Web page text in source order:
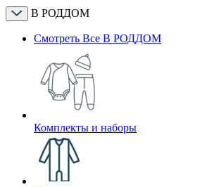
В РОДДОМ
Смотреть Все В РОДДОМ
Комплекты и наборы